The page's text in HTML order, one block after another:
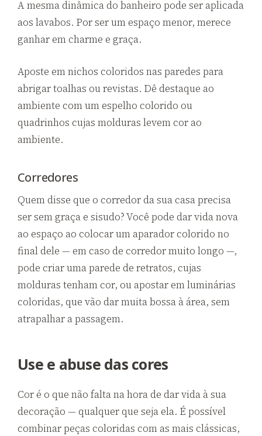
A mesma dinâmica do banheiro pode ser aplicada
aos lavabos. Por ser um espaço menor, merece
ganhar em charme e graça.
Aposte em nichos coloridos nas paredes para
abrigar toalhas ou revistas. Dê destaque ao
ambiente com um espelho colorido ou
quadrinhos cujas molduras levem cor ao
ambiente.
Corredores
Quem disse que o corredor da sua casa precisa
ser sem graça e sisudo? Você pode dar vida nova
ao espaço ao colocar um aparador colorido no
final dele — em caso de corredor muito longo —,
pode criar uma parede de retratos, cujas
molduras tenham cor, ou apostar em luminárias
coloridas, que vão dar muita bossa à área, sem
atrapalhar a passagem.
Use e abuse das cores
Cor é o que não falta na hora de dar vida à sua
decoração — qualquer que seja ela. É possível
combinar peças coloridas com as mais clássicas,